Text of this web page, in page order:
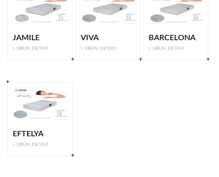
JAMILE
ÜRÜN DETAYI
VIVA
ÜRÜN DETAYI
BARCELONA
ÜRÜN DETAYI
EFTELYA
ÜRÜN DETAYI